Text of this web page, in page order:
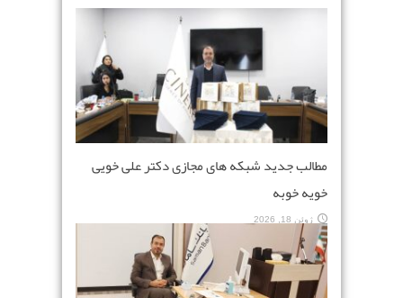
مطالب جدید شبکه های مجازی دکتر علی خویی
خویه خوبه
ژوئن 18, 2026